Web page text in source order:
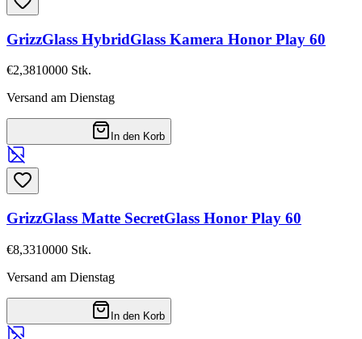
GrizzGlass HybridGlass Kamera Honor Play 60
€2,3810000 Stk.
Versand am Dienstag
In den Korb
GrizzGlass Matte SecretGlass Honor Play 60
€8,3310000 Stk.
Versand am Dienstag
In den Korb